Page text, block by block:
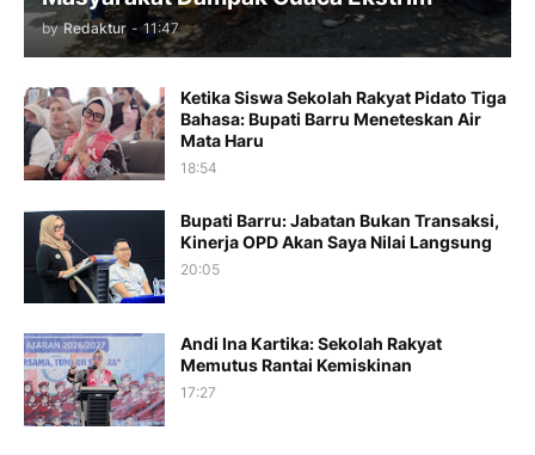
by Redaktur - 11:47
Ketika Siswa Sekolah Rakyat Pidato Tiga
Bahasa: Bupati Barru Meneteskan Air
Mata Haru
18:54
Bupati Barru: Jabatan Bukan Transaksi,
Kinerja OPD Akan Saya Nilai Langsung
20:05
Andi Ina Kartika: Sekolah Rakyat
Memutus Rantai Kemiskinan
17:27